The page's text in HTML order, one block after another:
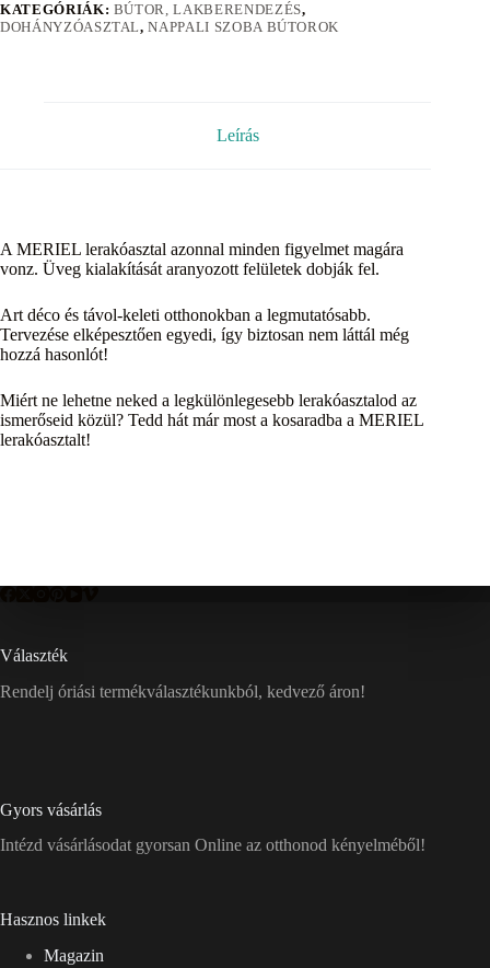
KATEGÓRIÁK: BÚTOR, LAKBERENDEZÉS,
DOHÁNYZÓASZTAL,NAPPALI SZOBA BÚTOROK
Leírás
A MERIEL lerakóasztal azonnal minden figyelmet magára
vonz. Üveg kialakítását aranyozott felületek dobják fel.
Art déco és távol-keleti otthonokban a legmutatósabb.
Tervezése elképesztően egyedi, így biztosan nem láttál még
hozzá hasonlót!
Miért ne lehetne neked a legkülönlegesebb lerakóasztalod az
ismerőseid közül? Tedd hát már most a kosaradba a MERIEL
lerakóasztalt!
Választék
Rendelj óriási termékválasztékunkból, kedvező áron!
Gyors vásárlás
Intézd vásárlásodat gyorsan Online az otthonod kényelméből!
Hasznos linkek
Magazin